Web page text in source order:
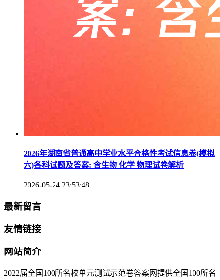
2026年湖南省普通高中学业水平合格性考试信息卷(模拟
六)各科试题及答案: 含生物 化学 物理试卷解析
2026-05-24 23:53:48
最新留言
友情链接
网站简介
2022届全国100所名校单元测试示范卷答案网提供全国100所名